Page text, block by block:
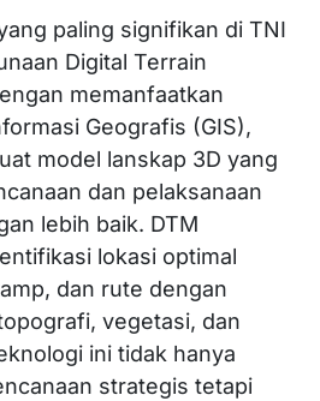
paling signifikan di TNI
Digital Terrain
memanfaatkan
Geografis (GIS),
model lanskap 3D yang
dan pelaksanaan
lebih baik. DTM
lokasi optimal
​​​​dan rute dengan
vegetasi, dan
ini tidak hanya
strategis tetapi